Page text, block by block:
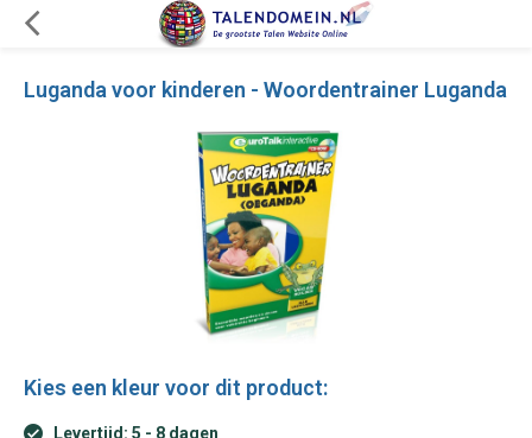
Luganda voor kinderen - Woordentrainer Luganda
Kies een kleur voor dit product:
Levertijd: 5 - 8 dagen